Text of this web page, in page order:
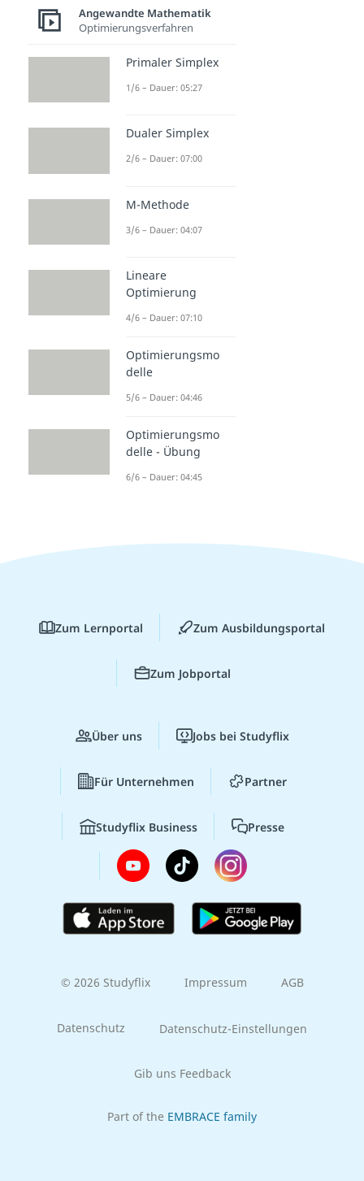
Angewandte Mathematik
Optimierungsverfahren
Primaler Simplex
1/6 – Dauer: 05:27
Dualer Simplex
2/6 – Dauer: 07:00
M-Methode
3/6 – Dauer: 04:07
Lineare
Optimierung
4/6 – Dauer: 07:10
Optimierungsmo
delle
5/6 – Dauer: 04:46
Optimierungsmo
delle - Übung
6/6 – Dauer: 04:45
Zum Lernportal Zum Ausbildungsportal
Zum Jobportal
Über uns Jobs bei Studyflix
Für Unternehmen Partner
Studyflix Business Presse
© 2026 Studyflix Impressum AGB
Datenschutz Datenschutz-Einstellungen
Gib uns Feedback
Part of the EMBRACE family